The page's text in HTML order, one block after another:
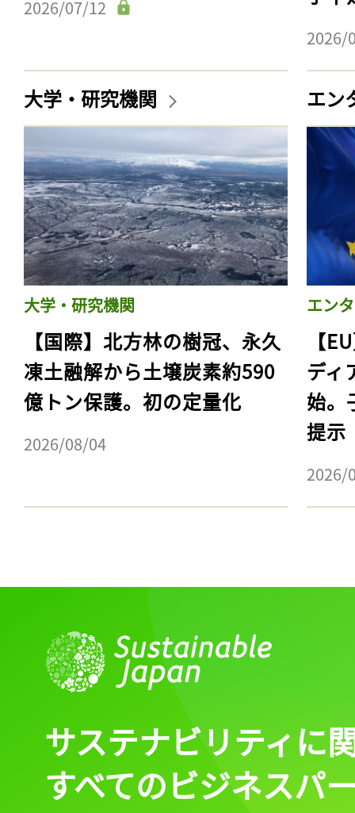
2026/07/12
2026/
大学・研究機関
大学・研究機関
【国際】北方林の樹冠、永久
凍土融解から土壌炭素約590
億トン保護。初の定量化
2026/08/04
エン
エン
【
ディ
始。
提示
2026/
サステナビリティに
すべてのビジネスパ